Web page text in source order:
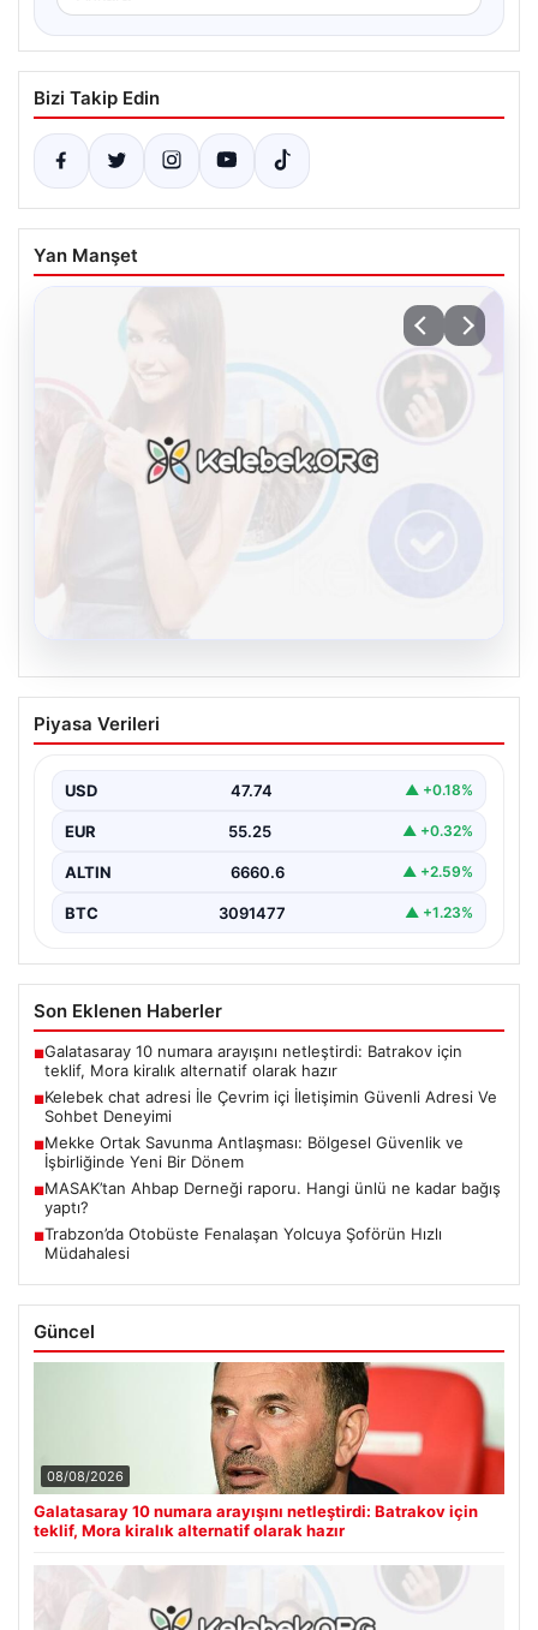
Bizi Takip Edin
Yan Manşet
Kelebek chat adresi İle Çevrim içi
İletişimin Güvenli Adresi Ve Sohbet
Sanal çağında bireylerin kaliteli bir tarzda irtibat kurması
Piyasa Verileri
USD 47.74 ▲ +0.18%
EUR 55.25 ▲ +0.32%
ALTIN 6660.6 ▲ +2.59%
BTC 3091477 ▲ +1.23%
Son Eklenen Haberler
■Galatasaray 10 numara arayışını netleştirdi: Batrakov için
teklif, Mora kiralık alternatif olarak hazır
■Kelebek chat adresi İle Çevrim içi İletişimin Güvenli Adresi Ve
Sohbet Deneyimi
■Mekke Ortak Savunma Antlaşması: Bölgesel Güvenlik ve
İşbirliğinde Yeni Bir Dönem
■MASAK’tan Ahbap Derneği raporu. Hangi ünlü ne kadar bağış
yaptı?
■Trabzon’da Otobüste Fenalaşan Yolcuya Şoförün Hızlı
Müdahalesi
Güncel
08/08/2026
Galatasaray 10 numara arayışını netleştirdi: Batrakov için
teklif, Mora kiralık alternatif olarak hazır